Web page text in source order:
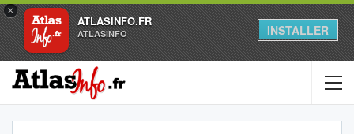
×
ATLASINFO.FR
ATLASINFO INSTALLER